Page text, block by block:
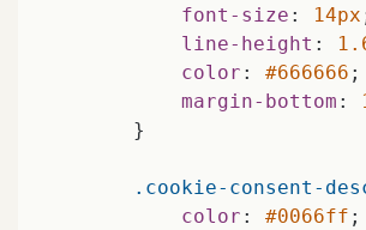
font-size : 14px
line-height :
color : #666666 ;
margin-bottom :
        }
.cookie-consent-
color : #0066ff ;